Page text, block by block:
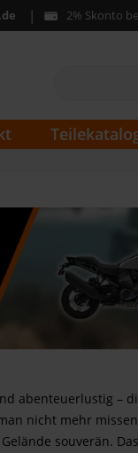
2% Skonto
abenteuerlustig –
nicht mehr
souverän.